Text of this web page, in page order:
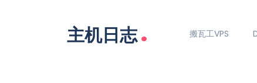
主机日志. 搬瓦工VPS